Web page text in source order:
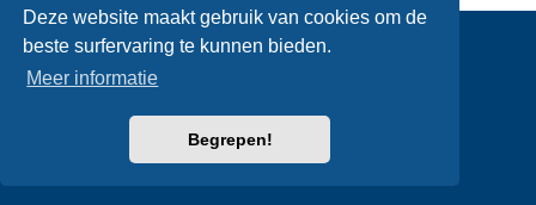
Deze website maakt gebruik van cookies om de
beste surfervaring te kunnen bieden.
Meer informatie
Begrepen!